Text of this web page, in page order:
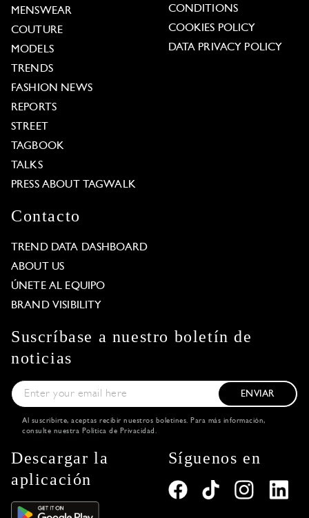
MENSWEAR
COUTURE
MODELS
TRENDS
FASHION NEWS
REPORTS
STREET
TAGBOOK
TALKS
PRESS ABOUT TAGWALK
CONDITIONS
COOKIES POLICY
DATA PRIVACY POLICY
Contacto
TREND DATA DASHBOARD
ABOUT US
ÚNETE AL EQUIPO
BRAND VISIBILITY
Suscríbase a nuestro boletín de
noticias
ENVIAR
Al suscribirte, aceptas recibir nuestros boletines. Para más información,
consulte nuestra Política de Privacidad .
Descargar la
aplicación
Síguenos en